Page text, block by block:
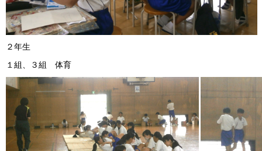
２年生
１組、３組 体育